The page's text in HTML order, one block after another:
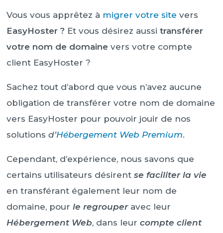
Vous vous apprêtez à migrer votre site vers
EasyHoster ? Et vous désirez aussi transférer
votre nom de domaine vers votre compte
client EasyHoster ?
Sachez tout d’abord que vous n’avez aucune
obligation de transférer votre nom de domaine
vers EasyHoster pour pouvoir jouir de nos
solutions d’Hébergement Web Premium.
Cependant, d’expérience, nous savons que
certains utilisateurs désirent se faciliter la vie
en transférant également leur nom de
domaine, pour le regrouperavec leur
Hébergement Web, dans leur compte client